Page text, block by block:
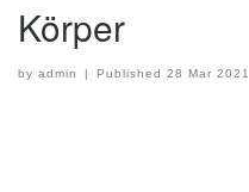
Körper
by admin Published28 Mar 2021